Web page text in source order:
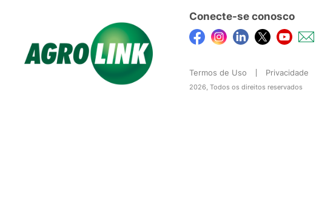
Conecte-se conosco
Termos de Uso Privacidade
2026, Todos os direitos reservados